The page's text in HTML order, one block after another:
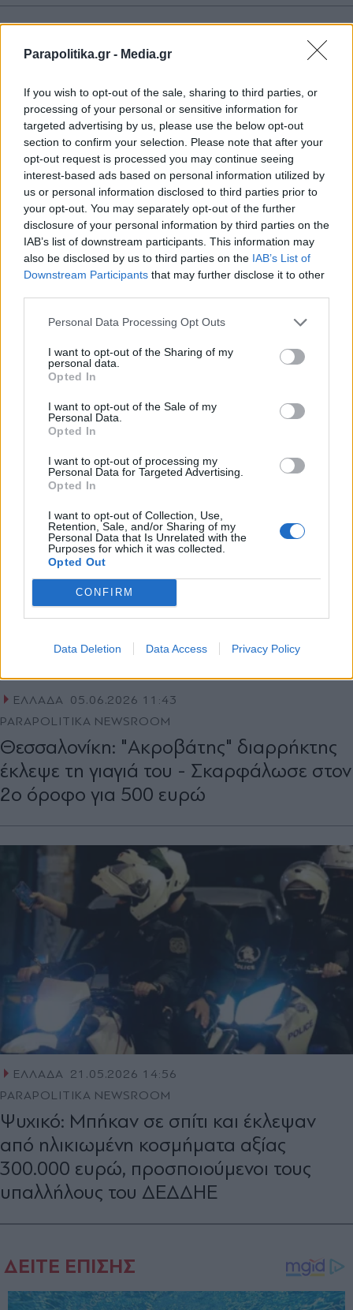
Parapolitika.gr - Media.gr
If you wish to opt-out of the sale, sharing to third parties, or
processing of your personal or sensitive information for
targeted advertising by us, please use the below opt-out
section to confirm your selection. Please note that after your
opt-out request is processed you may continue seeing
interest-based ads based on personal information utilized by
us or personal information disclosed to third parties prior to
your opt-out. You may separately opt-out of the further
disclosure of your personal information by third parties on the
IAB’s list of downstream participants. This information may
also be disclosed by us to third parties on the IAB’s List of
Downstream Participants that may further disclose it to other
Personal Data Processing Opt Outs
I want to opt-out of the Sharing of my
personal data.
Opted In
I want to opt-out of the Sale of my
Personal Data.
Opted In
I want to opt-out of processing my
Personal Data for Targeted Advertising.
Opted In
I want to opt-out of Collection, Use,
Retention, Sale, and/or Sharing of my
Personal Data that Is Unrelated with the
Purposes for which it was collected.
Opted Out
CONFIRM
Data Deletion Data Access Privacy Policy
ΣΧΕΤΙΚΗ ΕΙΔΗΣΕΟΓΡΑΦΙΑ
ΕΛΛΑΔΑ 17.07.2026 09:38
PARAPOLITIKA NEWSROOM
Λαμία: Έκλεψαν την αλυσίδα 81χρονης
με τη μέθοδο του… εναγκαλισμού - "Είμαι
η Μαρία από το φαρμακείο, δε με
θυμάσαι;"
ΕΛΛΑΔΑ 05.06.2026 11:43
PARAPOLITIKA NEWSROOM
Θεσσαλονίκη: "Ακροβάτης" διαρρήκτης
έκλεψε τη γιαγιά του - Σκαρφάλωσε στον
2ο όροφο για 500 ευρώ
ΕΛΛΑΔΑ 21.05.2026 14:56
PARAPOLITIKA NEWSROOM
Ψυχικό: Μπήκαν σε σπίτι και έκλεψαν
από ηλικιωμένη κοσμήματα αξίας
300.000 ευρώ, προσποιούμενοι τους
υπαλλήλους του ΔΕΔΔΗΕ
Εγγραφή στο newsletter
Αποδέχομαι τους
και την πολιτική απορρήτου
X